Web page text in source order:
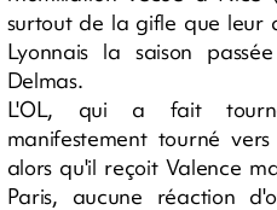
surtout de la gifle que leur
Lyonnais la saison
Delmas.
L'OL, qui a fait
manifestement tourné
alors qu'il reçoit Valence
Paris, aucune réaction